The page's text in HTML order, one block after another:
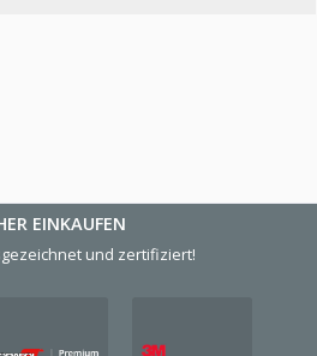
EINKAUFEN
und zertifiziert!